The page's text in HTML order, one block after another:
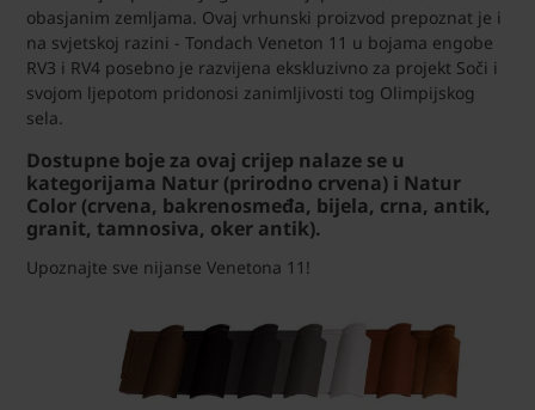
obasjanim zemljama. Ovaj vrhunski proizvod prepoznat je i
na svjetskoj razini - Tondach Veneton 11 u bojama engobe
RV3 i RV4 posebno je razvijena ekskluzivno za projekt Soči i
svojom ljepotom pridonosi zanimljivosti tog Olimpijskog
sela.
Dostupne boje za ovaj crijep nalaze se u
kategorijama Natur (prirodno crvena) i Natur
Color (crvena, bakrenosmeđa, bijela, crna, antik,
granit, tamnosiva, oker antik).
Upoznajte sve nijanse Venetona 11!